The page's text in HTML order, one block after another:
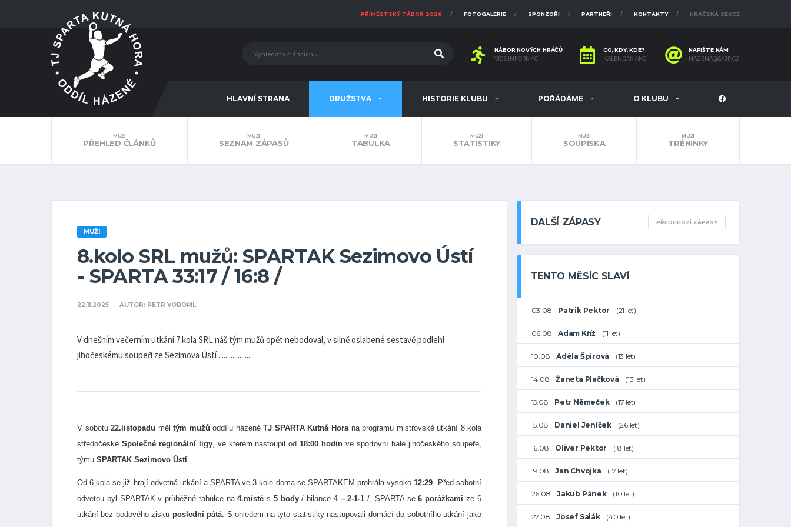
PŘÍMĚSTSKÝ TÁBOR 2026 FOTOGALERIE SPONZOŘI PARTNEŘI KONTAKTY HRÁČSKÁ SEKCE
NÁBOR NOVÝCH HRÁČŮ
VÍCE INFORMACÍ
CO, KDY, KDE?
KALENDÁŘ AKCÍ
NAPIŠTE NÁM
HAZENA@SAJP.CZ
HLAVNÍ STRANA DRUŽSTVA HISTORIE KLUBU POŘÁDÁME O KLUBU
MUŽI
PŘEHLED ČLÁNKŮ
MUŽI
SEZNAM ZÁPASŮ
MUŽI
TABULKA
MUŽI
STATISTIKY
MUŽI
SOUPISKA
MUŽI
TRÉNINKY
MUŽI
8.kolo SRL mužů: SPARTAK Sezimovo Ústí
- SPARTA 33:17 / 16:8 /
22.11.2025 AUTOR: PETR VOBOŘIL
V dnešním večerním utkání 7.kola SRL náš tým mužů opět nebodoval, v silně oslabené sestavě podlehl
jihočeskému soupeři ze Sezimova Ústí ..................
V sobotu22.listopadu měltým mužů oddílu házenéTJ SPARTA Kutná Horana programu mistrovské utkání 8.kola
středočeské Společné regionální ligy, ve kterém nastoupil od 18:00 hodin ve sportovní hale jihočeského soupeře,
týmu SPARTAK Sezimovo Ústí
Od 6.kola se již hrají odvetná utkání a SPARTA ve 3.kole doma se SPARTAKEM prohrála vysoko 12:29 . Před sobotní
odvetou byl SPARTAK v průběžné tabulce na4.místě s 5 body/ bilance 4 – 2-1-1 /, SPARTA se6 porážkami ze 6
utkání bez bodového zisku poslední pátá . S ohledem na tyto statistiky nastupovali domácí do sobotního utkání jako
DALŠÍ ZÁPASY PŘEDCHOZÍ ZÁPASY
TENTO MĚSÍC SLAVÍ
03.08 Patrik Pektor (21 let)
06.08 Adam Kříž (11 let)
10.08 Adéla Špírová (13 let)
14.08 Žaneta Plačková (13 let)
15.08 Petr Němeček (17 let)
15.08 Daniel Jeníček (26 let)
16.08 Oliver Pektor (18 let)
19.08 Jan Chvojka (17 let)
26.08 Jakub Pánek (10 let)
27.08 Josef Salák (40 let)